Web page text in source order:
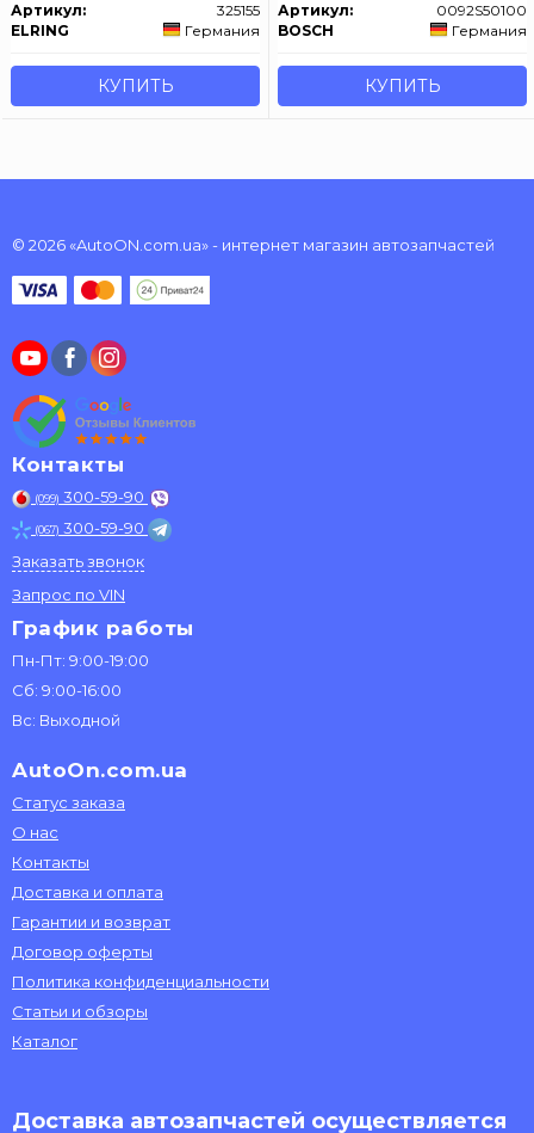
Артикул:
325155
ELRING
Германия
КУПИТЬ
Артикул:
0092S50100
BOSCH
Германия
КУПИТЬ
© 2026 «AutoON.com.ua» - интернет магазин автозапчастей
Контакты
(099) 300-59-90
(067) 300-59-90
Заказать звонок
Запрос по VIN
График работы
Пн-Пт: 9:00-19:00
Сб: 9:00-16:00
Вс: Выходной
AutoOn.com.ua
Статус заказа
О нас
Контакты
Доставка и оплата
Гарантии и возврат
Договор оферты
Политика конфиденциальности
Статьи и обзоры
Каталог
Доставка автозапчастей осуществляется